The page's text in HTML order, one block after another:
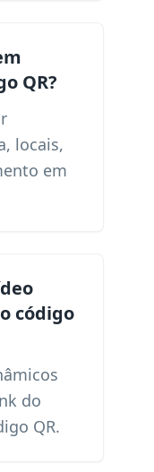
QR?
locais,
em
código
do
QR.